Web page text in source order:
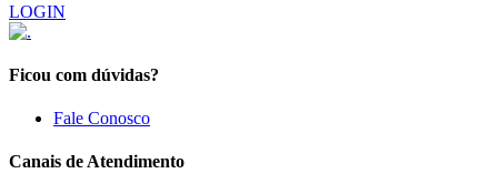
LOGIN
Ficou com dúvidas?
Fale Conosco
Canais de Atendimento